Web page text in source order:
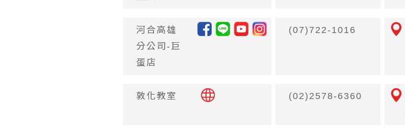
河合高雄
分公司-巨
蛋店
(07)722-1016
敦化教室 (02)2578-6360